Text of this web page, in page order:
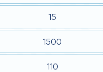
15
1500
110